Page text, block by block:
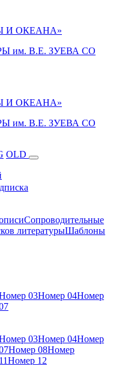
И ОКЕАНА»
им. В.Е. ЗУЕВА СО
И ОКЕАНА»
им. В.Е. ЗУЕВА СО
OLD
Сопроводительные
литературыШаблоны
03Номер 04Номер
03Номер 04Номер
Номер 08Номер
Номер 12